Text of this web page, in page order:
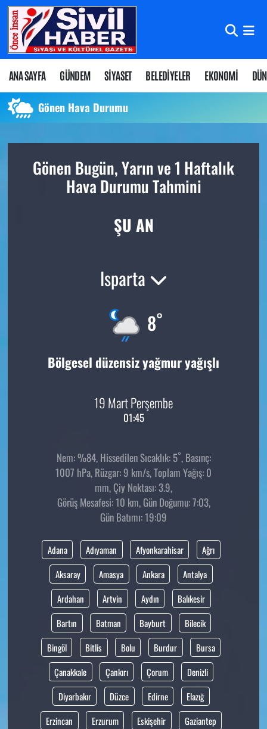
ANA SAYFA GÜNDEM SİYASET BELEDİYELER EKONOMİ
Gönen Hava Durumu
Gönen Bugün, Yarın ve 1 Haftalık
Hava Durumu Tahmini
ŞU AN
Isparta
8°
Bölgesel düzensiz yağmur yağışlı
19 Mart Perşembe
01:45
Nem: %84, Hissedilen Sıcaklık: 5°, Basınç:
1007 hPa, Rüzgar: 9 km/s, Toplam Yağış: 0
mm, Çiy Noktası: 3.9,
Görüş Mesafesi: 10 km, Gün Doğumu: 7:03,
Gün Batımı: 19:09
Adana Adıyaman Afyonkarahisar
Ağrı
Aksaray
Amasya Ankara
Antalya
Ardahan
Artvin Aydın
Balıkesir
Bartın
Batman Bayburt
Bilecik
Bingöl
Bitlis Bolu Burdur
Bursa
Çanakkale
Çankırı Çorum
Denizli
Diyarbakır
Düzce Edirne
Elazığ
Erzincan
Erzurum Eskişehir
Gaziantep
Nöbetçi Eczaneler
Hava Durumu
Namaz Vakitleri
Süper Lig Puan Durumu ve Fikstür
Tüm Manşetler
Son Dakika Haberleri